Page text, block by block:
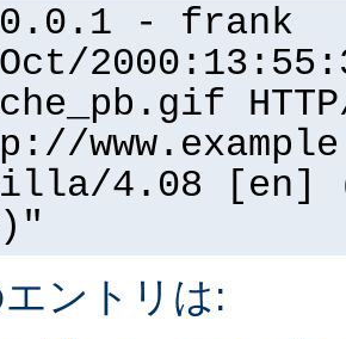
- frank
4.08 [en]
ントリは: